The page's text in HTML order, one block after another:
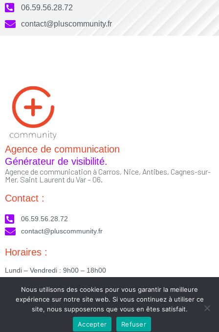
06.59.56.28.72
contact@pluscommunity.fr
Agence de communication
Générateur de visibilité.
Agence de communication à Carros, Nice, Antibes, Cagnes-sur-
Mer, Saint Laurent du Var – 06.
Contact :
06.59.56.28.72
contact@pluscommunity.fr
Horaires :
Lundi – Vendredi : 9h00 – 18h00
Nous suivre :
Nous utilisons des cookies pour vous garantir la meilleure
expérience sur notre site web. Si vous continuez à utiliser ce
site, nous supposerons que vous en êtes satisfait.
Accepter
Refuser